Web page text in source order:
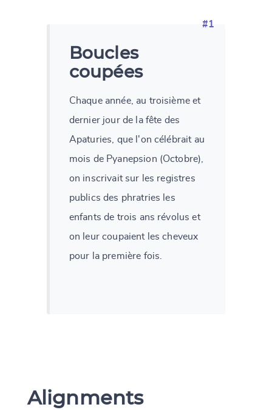
#1
Boucles
coupées
Chaque année, au troisième et
dernier jour de la fête des
Apaturies, que l'on célébrait au
mois de Pyanepsion (Octobre),
on inscrivait sur les registres
publics des phratries les
enfants de trois ans révolus et
on leur coupaient les cheveux
pour la première fois.
Alignments